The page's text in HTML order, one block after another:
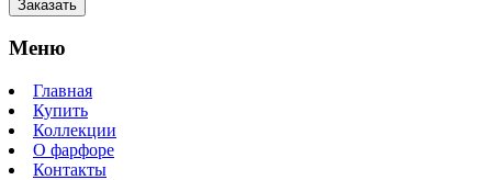
Заказать
Меню
Главная
Купить
Коллекции
О фарфоре
Контакты